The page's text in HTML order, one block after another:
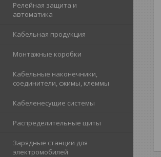
Релейная защита и
автоматика
Кабельная продукция
Монтажные коробки
Кабельные наконечники,
соединители, сжимы, клеммы
Кабеленесущие системы
Распределительные щиты
Зарядные станции для
электромобилей